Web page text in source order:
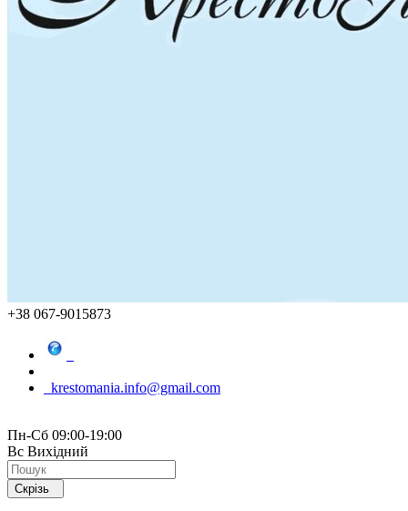
+38 067-9015873
krestomania.info@gmail.com
Пн-Сб 09:00-19:00
Вс Вихідний
Скрізь